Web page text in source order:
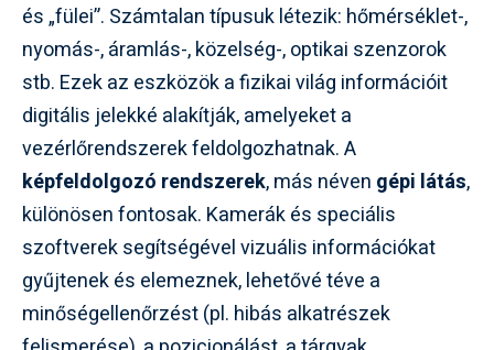
és „fülei”. Számtalan típusuk létezik: hőmérséklet-,
nyomás-, áramlás-, közelség-, optikai szenzorok
stb. Ezek az eszközök a fizikai világ információit
digitális jelekké alakítják, amelyeket a
vezérlőrendszerek feldolgozhatnak. A
képfeldolgozó rendszerek, más néven gépi látás,
különösen fontosak. Kamerák és speciális
szoftverek segítségével vizuális információkat
gyűjtenek és elemeznek, lehetővé téve a
minőségellenőrzést (pl. hibás alkatrészek